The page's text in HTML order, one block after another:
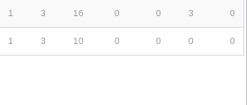
1 3 16 0 0 3 0
1 3 10 0 0 0 0